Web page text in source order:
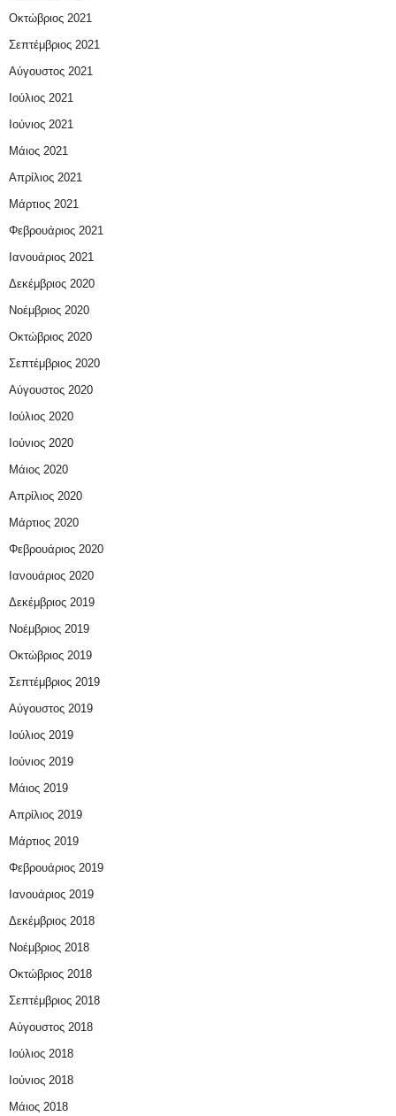
Οκτώβριος 2021
Σεπτέμβριος 2021
Αύγουστος 2021
Ιούλιος 2021
Ιούνιος 2021
Μάιος 2021
Απρίλιος 2021
Μάρτιος 2021
Φεβρουάριος 2021
Ιανουάριος 2021
Δεκέμβριος 2020
Νοέμβριος 2020
Οκτώβριος 2020
Σεπτέμβριος 2020
Αύγουστος 2020
Ιούλιος 2020
Ιούνιος 2020
Μάιος 2020
Απρίλιος 2020
Μάρτιος 2020
Φεβρουάριος 2020
Ιανουάριος 2020
Δεκέμβριος 2019
Νοέμβριος 2019
Οκτώβριος 2019
Σεπτέμβριος 2019
Αύγουστος 2019
Ιούλιος 2019
Ιούνιος 2019
Μάιος 2019
Απρίλιος 2019
Μάρτιος 2019
Φεβρουάριος 2019
Ιανουάριος 2019
Δεκέμβριος 2018
Νοέμβριος 2018
Οκτώβριος 2018
Σεπτέμβριος 2018
Αύγουστος 2018
Ιούλιος 2018
Ιούνιος 2018
Μάιος 2018